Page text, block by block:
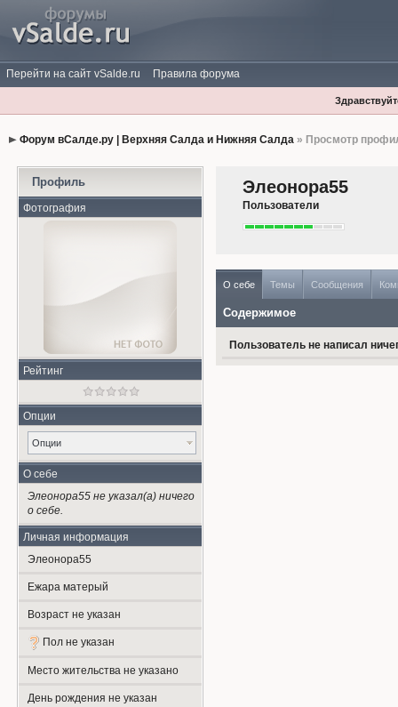
Перейти на сайт vSalde.ru Правила форума
Форум вСалде.ру | Верхняя Салда и Нижняя Салда» Просмотр
Профиль
Фотография
Рейтинг
Опции
Опции
О себе
Элеонора55 не указал(а) ничего
о себе.
Личная информация
Элеонора55
Ежара матерый
Возраст не указан
Пол не указан
Место жительства не указано
День рождения не указан
Элеонора55
Пользователи
О себе Темы Сообщения
Содержимое
Пользователь не написал